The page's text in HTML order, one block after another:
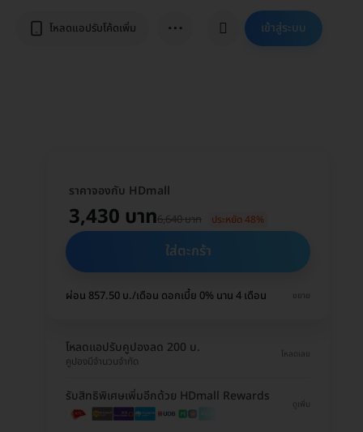
โหลดแอปรับโค้ดเพิ่ม ⋯ เข้าสู่ระบบ
ราคาจองกับ HDmall
3,430 บาท6,640 บาท ประหยัด 48%
ใส่ตะกร้า
ผ่อน 857.50 บ./เดือน ดอกเบี้ย 0% นาน 4 เดือน ขยาย
โหลดแอปรับคูปองลด 200 บ.
คูปองมีจำนวนจำกัด
โหลดเลย
รับสิทธิพิเศษเพิ่มอีกด้วย HDmall Rewards
ดูเพิ่ม